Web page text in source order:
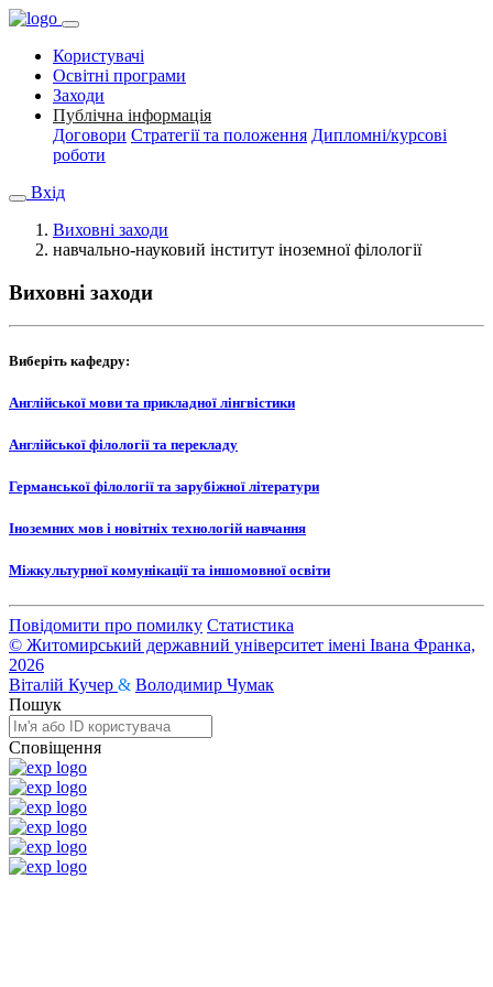
Користувачі
Освітні програми
Заходи
Публічна інформація
Договори Стратегії та положення Дипломні/курсові
роботи
Вхід
Виховні заходи
навчально-науковий інститут іноземної філології
Виховні заходи
Виберіть кафедру:
Англійської мови та прикладної лінгвістики
Англійської філології та перекладу
Германської філології та зарубіжної літератури
Іноземних мов і новітніх технологій навчання
Міжкультурної комунікації та іншомовної освіти
Повідомити про помилку Статистика
© Житомирський державний університет імені Івана Франка,
2026
Віталій Кучер & Володимир Чумак
Пошук
Сповіщення